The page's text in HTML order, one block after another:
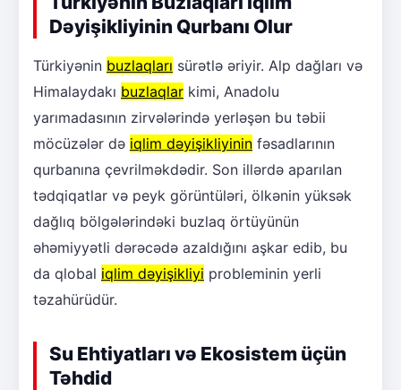
Dəyişikliyinin Qurbanı Olur
Türkiyənin buzlaqları sürətlə əriyir. Alp dağları və
Himalaydakı buzlaqlar kimi, Anadolu
yarımadasının zirvələrində yerləşən bu təbii
möcüzələr də iqlim dəyişikliyinin fəsadlarının
qurbanına çevrilməkdədir. Son illərdə aparılan
tədqiqatlar və peyk görüntüləri, ölkənin yüksək
dağlıq bölgələrindəki buzlaq örtüyünün
əhəmiyyətli dərəcədə azaldığını aşkar edib, bu
da qlobal iqlim dəyişikliyi probleminin yerli
təzahürüdür.
Su Ehtiyatları və Ekosistem üçün
Təhdid